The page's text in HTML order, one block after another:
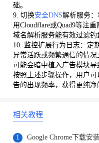
础。
9. 切换安全DNS解析服务
用Cloudflare或Quad9等注
域名解析服务能有效过滤钓
10. 监控扩展行为日志：定
异常活跃或频繁通信的情
可能会暗中植入广告模块导
按照上述步骤操作，用户
告的出现频率，获得更纯净
相关教程
1